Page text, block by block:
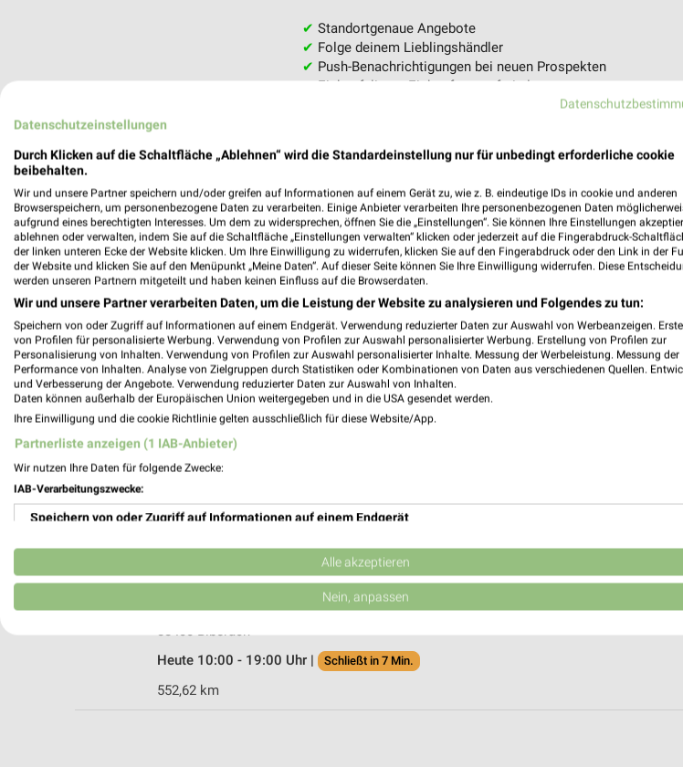
✔ Standortgenaue Angebote
✔ Folge deinem Lieblingshändler
✔ Push-Benachrichtigungen bei neuen Prospekten
✔Einkaufsliste - Einkauf stressfrei planen
JYSK Memmingen
87700 Memmingen
Heute 10:00 - 18:30 Uhr | Geschlossen
Sandgrabenstraße 78-80
88400 Biberach
Heute 10:00 - 19:00 Uhr |
Schließt in 7 Min.
552,62 km
Datenschutzeinstellungen
Durch Klicken auf die Schaltfläche „Ablehnen“ wird die Standardeinstellung nur für unbedingt erforderliche cookie
beibehalten.
Wir und unsere Partner speichern und/oder greifen auf Informationen auf einem Gerät zu, wie z. B. eindeutige IDs in cookie und anderen
Browserspeichern, um personenbezogene Daten zu verarbeiten. Einige Anbieter verarbeiten Ihre personenbezogenen Daten
aufgrund eines berechtigten Interesses. Um dem zu widersprechen, öffnen Sie die „Einstellungen“. Sie können Ihre Einstellungen
ablehnen oder verwalten, indem Sie auf die Schaltfläche „Einstellungen verwalten“ klicken oder jederzeit auf die Fingerabdruck-
der linken unteren Ecke der Website klicken. Um Ihre Einwilligung zu widerrufen, klicken Sie auf den Fingerabdruck oder den Link in der
der Website und klicken Sie auf den Menüpunkt „Meine Daten“. Auf dieser Seite können Sie Ihre Einwilligung widerrufen. Diese
werden unseren Partnern mitgeteilt und haben keinen Einfluss auf die Browserdaten.
Wir und unsere Partner verarbeiten Daten, um die Leistung der Website zu analysieren und Folgendes zu tun:
Speichern von oder Zugriff auf Informationen auf einem Endgerät. Verwendung reduzierter Daten zur Auswahl von Werbeanzeigen.
von Profilen für personalisierte Werbung. Verwendung von Profilen zur Auswahl personalisierter Werbung. Erstellung von Profilen zur
Personalisierung von Inhalten. Verwendung von Profilen zur Auswahl personalisierter Inhalte. Messung der Werbeleistung. Messung der
Performance von Inhalten. Analyse von Zielgruppen durch Statistiken oder Kombinationen von Daten aus verschiedenen Quellen.
und Verbesserung der Angebote. Verwendung reduzierter Daten zur Auswahl von Inhalten.
Daten können außerhalb der Europäischen Union weitergegeben und in die USA gesendet werden.
Ihre Einwilligung und die cookie Richtlinie gelten ausschließlich für diese Website/App.
Partnerliste anzeigen (1 IAB-Anbieter)
Wir nutzen Ihre Daten für folgende Zwecke:
IAB-Verarbeitungszwecke:
Speichern von oder Zugriff auf Informationen auf einem Endgerät
Verwendung reduzierter Daten zur Auswahl von Werbeanzeigen
Erstellung von Profilen für personalisierte Werbung
Erstellung von Profilen zur Personalisierung von Inhalten
Alle akzeptieren
Nein, anpassen